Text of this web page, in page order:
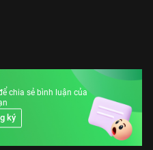
chia sẻ bình luận của
ký